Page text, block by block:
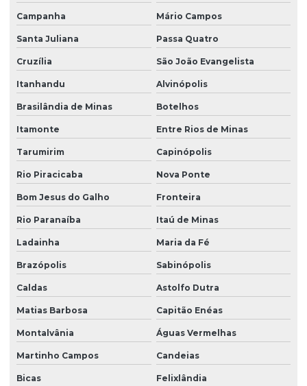
Campanha Mário Campos
Santa Juliana Passa Quatro
Cruzília São João Evangelista
Itanhandu Alvinópolis
Brasilândia de Minas Botelhos
Itamonte Entre Rios de Minas
Tarumirim Capinópolis
Rio Piracicaba Nova Ponte
Bom Jesus do Galho Fronteira
Rio Paranaíba Itaú de Minas
Ladainha Maria da Fé
Brazópolis Sabinópolis
Caldas Astolfo Dutra
Matias Barbosa Capitão Enéas
Montalvânia Águas Vermelhas
Martinho Campos Candeias
Bicas Felixlândia